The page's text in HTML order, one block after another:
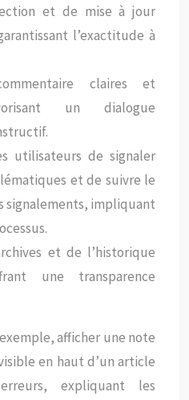
et de mise à jour
l’exactitude à
claires et
un dialogue
utilisateurs de signaler
et de suivre le
signalements, impliquant
et de l’historique
une transparence
afficher une note
en haut d’un article
expliquant les